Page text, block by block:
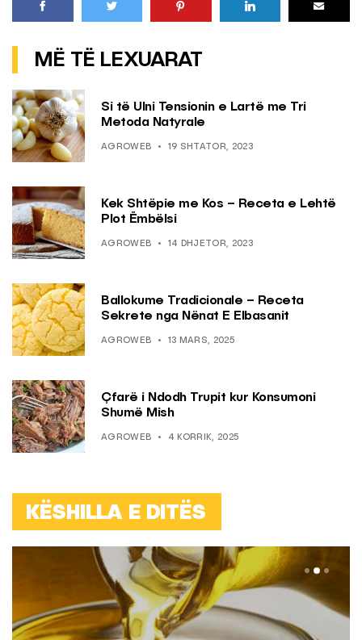
MË TË LEXUARAT
Si të Ulni Tensionin e Lartë me Tri
Metoda Natyrale
AGROWEB 19 SHTATOR, 2023
Kek Shtëpie me Kos – Receta e Lehtë
Plot Ëmbëlsi
AGROWEB 14 DHJETOR, 2023
Ballokume Tradicionale – Receta
Sekrete nga Nënat E Elbasanit
AGROWEB 13 MARS, 2025
Çfarë i Ndodh Trupit kur Konsumoni
Shumë Mish
AGROWEB 4 KORRIK, 2025
KËSHILLA E DITËS